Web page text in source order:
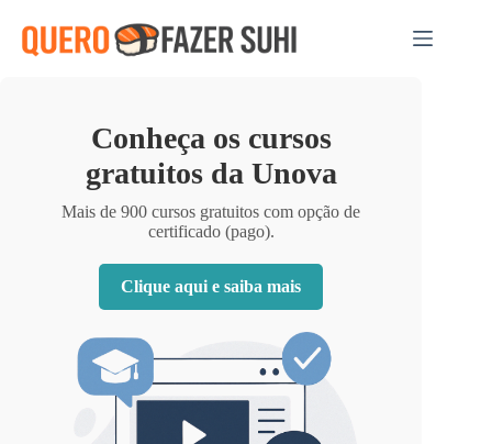
para
Conheça os cursos
gratuitos da Unova
Mais de 900 cursos gratuitos com opção de
certificado (pago).
Clique aqui e saiba mais